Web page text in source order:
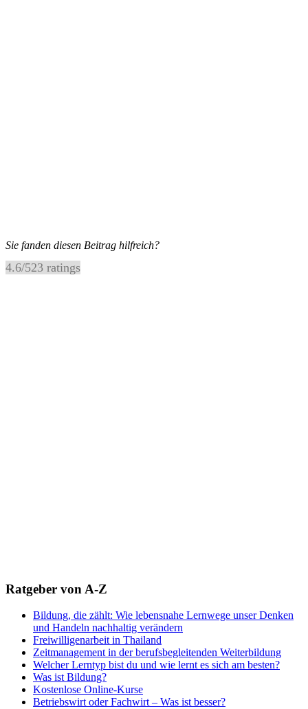
Sie fanden diesen Beitrag hilfreich?
4.6/523 ratings
Ratgeber von A-Z
Bildung, die zählt: Wie lebensnahe Lernwege unser Denken
und Handeln nachhaltig verändern
Freiwilligenarbeit in Thailand
Zeitmanagement in der berufsbegleitenden Weiterbildung
Welcher Lerntyp bist du und wie lernt es sich am besten?
Was ist Bildung?
Kostenlose Online-Kurse
Betriebswirt oder Fachwirt – Was ist besser?